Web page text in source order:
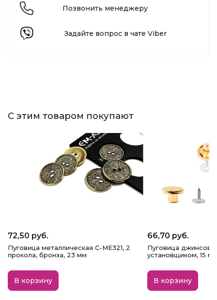
Позвонить менеджеру
Задайте вопрос в чате Viber
С этим товаром покупают
72,50 руб.
Пуговица металлическая C-ME321, 2
прокола, бронза, 23 мм
В корзину
66,70 руб.
Пуговица
установщиком, 15
В корзину